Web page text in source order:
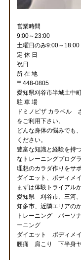
営業時間
9:00～23:00
土曜日のみ9:00～18:00
定 休 日
祝日
所 在 地
〒448-0805
愛知県刈谷市半城土中
駐 車 場
ドミノピザ カラベル
をご利用下さい。
どんな身体の悩みでも
ください。
豊富な知識と経験を持
なトレーニングプログ
理想のカラダ作りをサ
ダイエット、ボディメ
まずは体験トライアル
愛知県 刈谷市、三河、
知多市、近隣エリアの
トレーニング パーソ
ーニング
ダイエット ボディ
腰痛 肩こり 下半身